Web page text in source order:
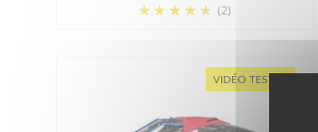
(2)
VIDÉO TEST